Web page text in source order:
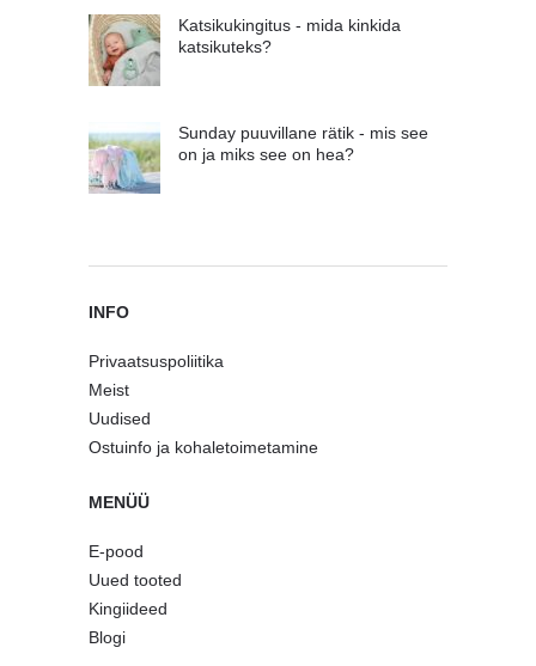
Katsikukingitus - mida kinkida
katsikuteks?
Sunday puuvillane rätik - mis see
on ja miks see on hea?
INFO
Privaatsuspoliitika
Meist
Uudised
Ostuinfo ja kohaletoimetamine
MENÜÜ
E-pood
Uued tooted
Kingiideed
Blogi